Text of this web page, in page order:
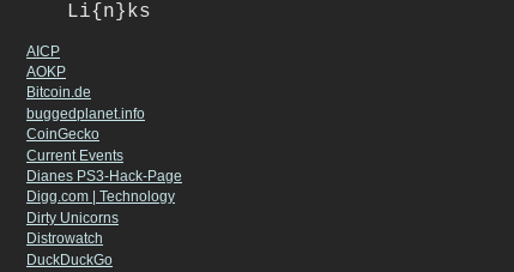
Li{n}ks
AICP
AOKP
Bitcoin.de
buggedplanet.info
CoinGecko
Current Events
Dianes PS3-Hack-Page
Digg.com | Technology
Dirty Unicorns
Distrowatch
DuckDuckGo